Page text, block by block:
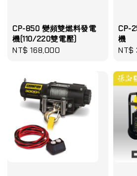
CP-850 變頻雙燃料發電
機(110/220雙電壓)
Regular
NT$ 168,000
CP-
機
NT$